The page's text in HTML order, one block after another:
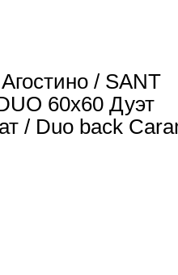
/ SANT
60x60 Дуэт
/ Duo back